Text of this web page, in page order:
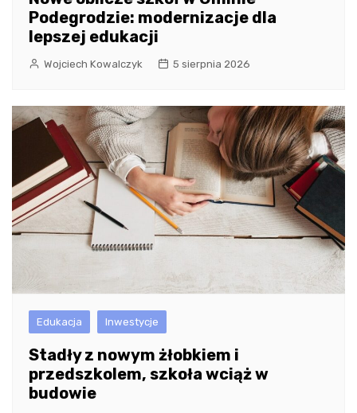
Podegrodzie: modernizacje dla
lepszej edukacji
Wojciech Kowalczyk 5 sierpnia 2026
Edukacja Inwestycje
Stadły z nowym żłobkiem i
przedszkolem, szkoła wciąż w
budowie